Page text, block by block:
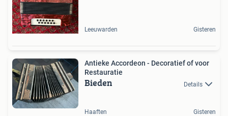
Leeuwarden Gisteren
Antieke Accordeon - Decoratief of voor
Restauratie
Bieden Details
Haaften Gisteren